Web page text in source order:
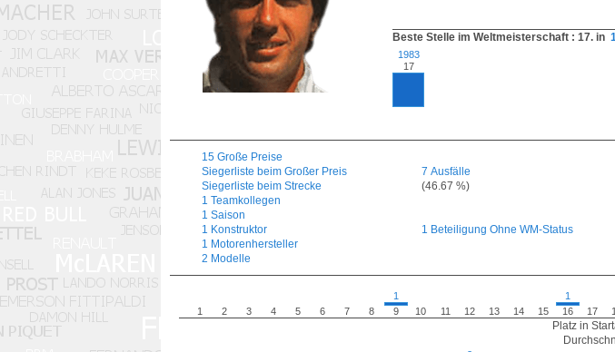
Beste Stelle im Weltmeisterschaft : 17. in
1983
17
15 Große Preise
Siegerliste beim Großer Preis
Siegerliste beim Strecke
1 Teamkollegen
1 Saison
1 Konstruktor
1 Motorenhersteller
2 Modelle
7 Ausfälle
(46.67 %)
1 Beteiligung Ohne WM-Status
1 2 3 4 5 6 7 8
1
9
10 11 12 13 14 15
1
16
17
Platz in